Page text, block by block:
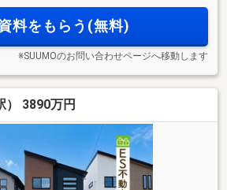
料をもらう(無料)
※SUUMOのお問い合わせページへ移動します
） 3890万円